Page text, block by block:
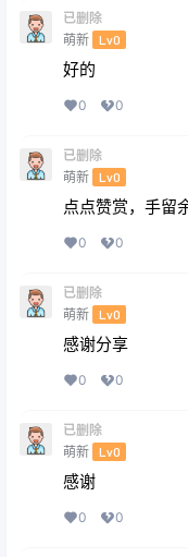
已删除
萌新 Lv0
好的
0 0
已删除
萌新 Lv0
点点赞赏，手留
0 0
已删除
萌新 Lv0
感谢分享
0 0
已删除
萌新 Lv0
感谢
0 0